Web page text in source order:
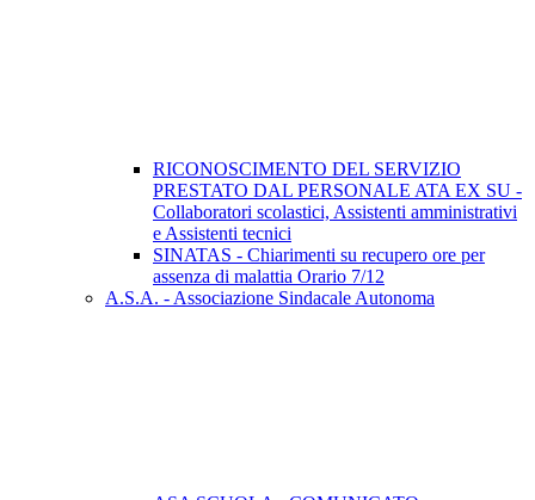
RICONOSCIMENTO DEL SERVIZIO
PRESTATO DAL PERSONALE ATA EX SU -
Collaboratori scolastici, Assistenti amministrativi
e Assistenti tecnici
SINATAS - Chiarimenti su recupero ore per
assenza di malattia Orario 7/12
A.S.A. - Associazione Sindacale Autonoma